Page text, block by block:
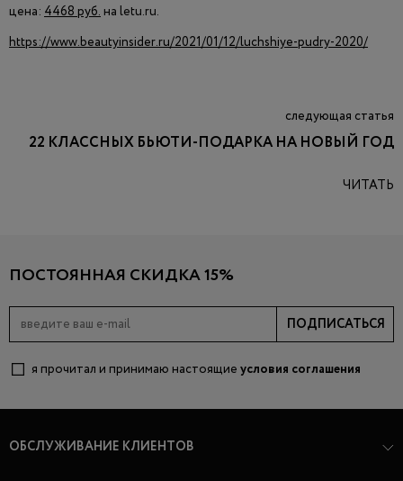
цена: 4468 руб. на letu.ru.
https://www.beautyinsider.ru/2021/01/12/luchshiye-pudry-2020/
следующая статья
22 КЛАССНЫХ БЬЮТИ-ПОДАРКА НА НОВЫЙ ГОД
ЧИТАТЬ
ПОСТОЯННАЯ СКИДКА 15%
ПОДПИСАТЬСЯ
я прочитал и принимаю настоящие условия соглашения
ОБСЛУЖИВАНИЕ КЛИЕНТОВ